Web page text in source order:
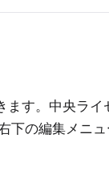
す。中央ライ
下の編集メニ